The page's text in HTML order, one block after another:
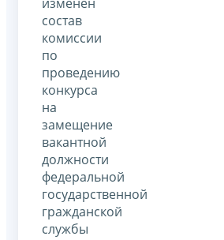
состав
комиссии
по
проведению
конкурса
на
замещение
вакантной
должности
федеральной
государственной
гражданской
службы